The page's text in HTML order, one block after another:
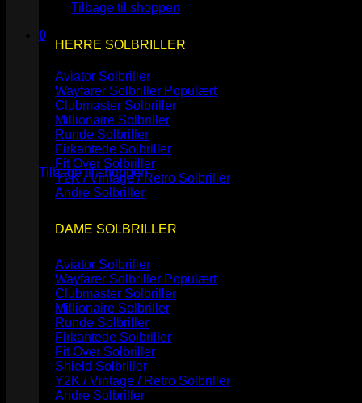
Tilbage til shoppen
0
Kurv
Ingen varer i kurven.
Tilbage til shoppen
HERRE SOLBRILLER
Aviator Solbriller
Wayfarer Solbriller
Clubmaster Solbriller
Millionaire Solbriller
Runde Solbriller
Firkantede Solbriller
Fit Over Solbriller
Y2K / Vintage / Retro Solbriller
Andre Solbriller
DAME SOLBRILLER
Aviator Solbriller
Wayfarer Solbriller
Clubmaster Solbriller
Millionaire Solbriller
Runde Solbriller
Firkantede Solbriller
Fit Over Solbriller
Shield Solbriller
Y2K / Vintage / Retro Solbriller
Andre Solbriller